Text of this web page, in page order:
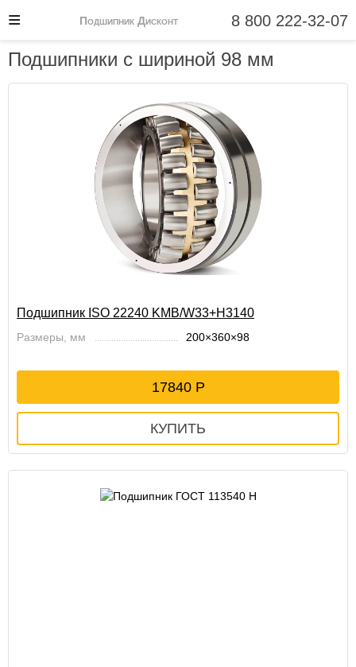
Подшипники с шириной 98 мм
Подшипник ISO 22240 KMB/W33+H3140
Размеры, мм 200×360×98
17840
Подшипник Дисконт 8 800 222-32-07